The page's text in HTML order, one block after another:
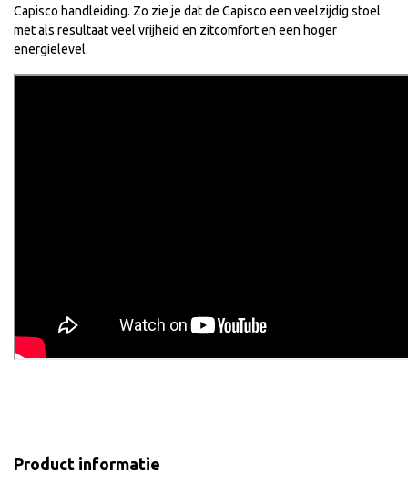
Capisco handleiding. Zo zie je dat de Capisco een veelzijdig stoel
met als resultaat veel vrijheid en zitcomfort en een hoger
energielevel.
Product informatie